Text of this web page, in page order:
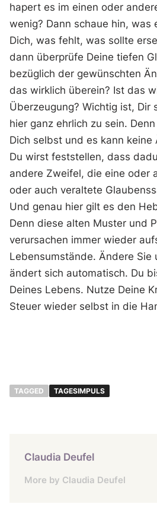
hapert es im einen oder
wenig? Dann schaue hin, was
Dich, was fehlt, was sollte
dann überprüfe Deine tiefen
bezüglich der gewünschten
das wirklich überein? Ist das
Überzeugung? Wichtig ist, Dir
hier ganz ehrlich zu sein.
Dich selbst und es kann keine
Du wirst feststellen, dass
andere Zweifel, die eine oder
oder auch veraltete
Und genau hier gilt es den
Denn diese alten Muster und
verursachen immer wieder
Lebensumstände. Ändere Sie
ändert sich automatisch. Du
Deines Lebens. Nutze Deine
Steuer wieder selbst in die
TAGGED TAGESIMPULS
Claudia Deufel
More by Claudia Deufel